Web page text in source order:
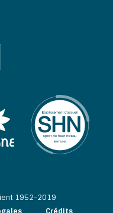
1952-2019
Crédits